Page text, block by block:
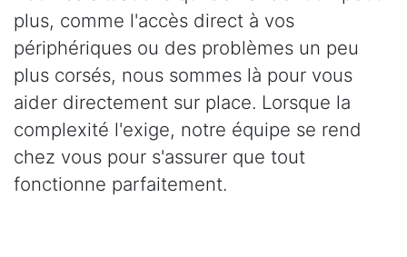
plus, comme l'accès direct à vos
périphériques ou des problèmes un peu
plus corsés, nous sommes là pour vous
aider directement sur place. Lorsque la
complexité l'exige, notre équipe se rend
chez vous pour s'assurer que tout
fonctionne parfaitement.